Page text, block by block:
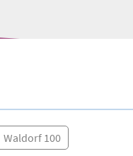
Waldorf 100